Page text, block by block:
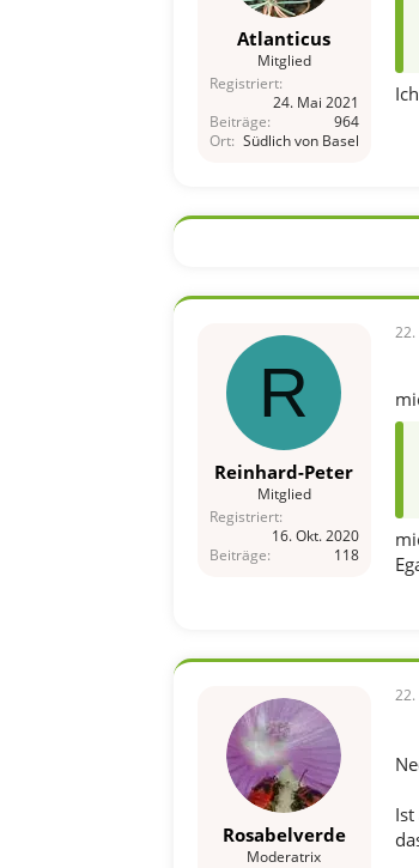
Atlanticus
Mitglied
Registriert
24. Mai 2021
Beiträge
964
Ort
Südlich von Basel
R
Reinhard-Peter
Mitglied
Registriert
16. Okt. 2020
Beiträge
118
22.
Rosabelverde
Moderatrix
22.